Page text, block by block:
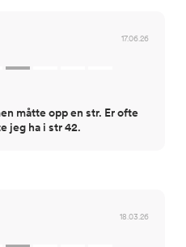
17.06.26
måtte opp en str. Er ofte
jeg ha i str 42.
18.03.26